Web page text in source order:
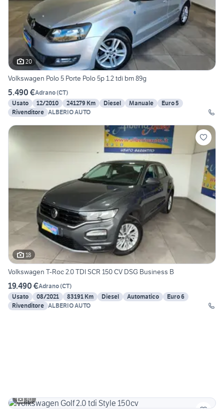
20
Volkswagen Polo 5 Porte Polo 5p 1.2 tdi bm 89g
5.490 €Adrano(CT)
Usato
12/2010 241279 Km Diesel Manuale
Euro 5
Rivenditore ALBERIO AUTO
18
Volkswagen T-Roc 2.0 TDI SCR 150 CV DSG Business B
19.490 €Adrano(CT)
Usato
08/2021 83191 Km Diesel Automatico
Euro 6
Rivenditore ALBERIO AUTO
30